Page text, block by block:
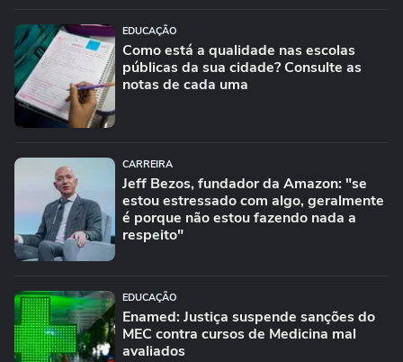
EDUCAÇÃO
Como está a qualidade nas escolas
públicas da sua cidade? Consulte as
notas de cada uma
CARREIRA
Jeff Bezos, fundador da Amazon: "se
estou estressado com algo, geralmente
é porque não estou fazendo nada a
respeito"
EDUCAÇÃO
Enamed: Justiça suspende sanções do
MEC contra cursos de Medicina mal
avaliados